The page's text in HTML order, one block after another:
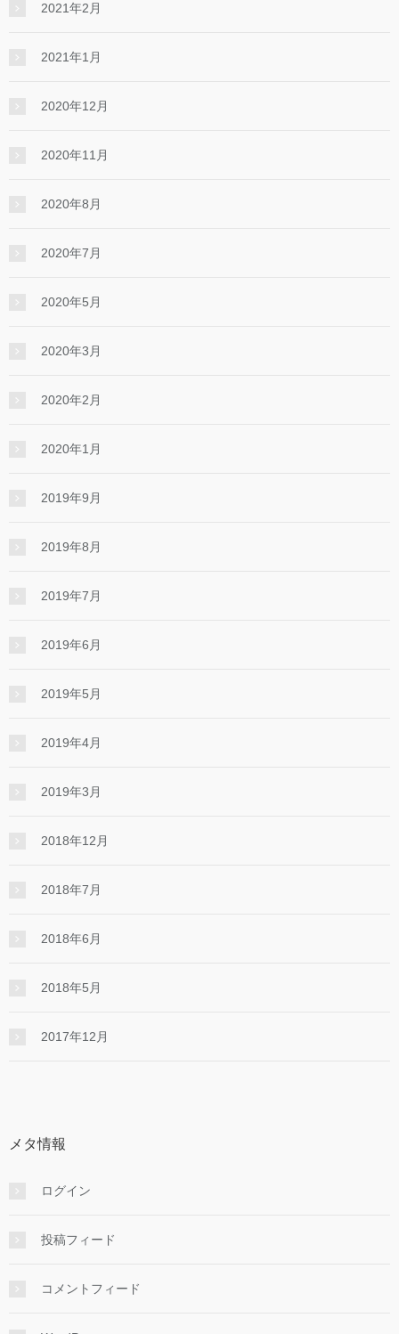
2021年2月
2021年1月
2020年12月
2020年11月
2020年8月
2020年7月
2020年5月
2020年3月
2020年2月
2020年1月
2019年9月
2019年8月
2019年7月
2019年6月
2019年5月
2019年4月
2019年3月
2018年12月
2018年7月
2018年6月
2018年5月
2017年12月
メタ情報
ログイン
投稿フィード
コメントフィード